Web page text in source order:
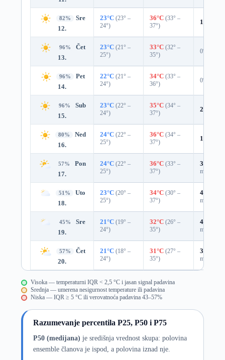
82%
Sre
12.
23°C (23° –
24°)
36°C (33° –
37°)
10%
96%
Čet
13.
23°C (21° –
25°)
33°C (32° –
35°)
0%
96%
Pet
14.
22°C (21° –
24°)
34°C (33° –
36°)
0%
96%
Sub
15.
23°C (22° –
24°)
35°C (34° –
37°)
2%
80%
Ned
16.
24°C (22° –
25°)
36°C (34° –
37°)
16%
57%
Pon
17.
24°C (22° –
25°)
36°C (33° –
37°)
33%
mm)
51%
Uto
18.
23°C (20° –
25°)
34°C (30° –
37°)
43%
mm)
45%
Sre
19.
21°C (19° –
24°)
32°C (26° –
35°)
43%
mm)
57%
Čet
20.
21°C (18° –
24°)
31°C (27° –
35°)
33%
mm)
Visoka — temperaturni IQR < 2,5 °C i jasan signal padavina
Srednja — umerena nesigurnost temperature ili padavina
Niska — IQR ≥ 5 °C ili verovatnoća padavina 43–57%
Razumevanje percentila P25, P50 i P75
P50 (medijana) je središnja vrednost skupa: polovina
ensemble članova je ispod, a polovina iznad nje.